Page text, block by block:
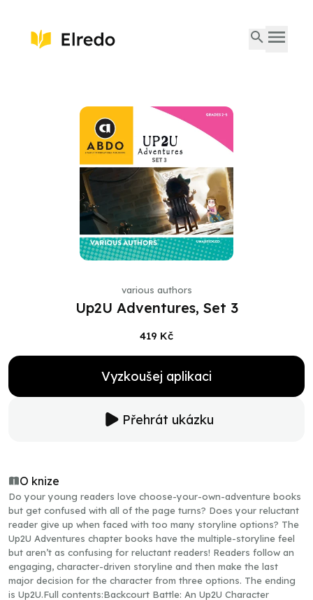
various authors
Up2U Adventures, Set 3
419 Kč
Vyzkoušej aplikaci
Přehrát ukázku
O knize
Do your young readers love choose-your-own-adventure books
but get confused with all of the page turns? Does your reluctant
reader give up when faced with too many storyline options? The
Up2U Adventures chapter books have the multiple-storyline feel
but aren’t as confusing for reluctant readers! Readers follow an
engaging, character-driven storyline and then make the last
major decision for the character from three options. The ending
is Up2U.Full contents:Backcourt Battle: An Up2U Character